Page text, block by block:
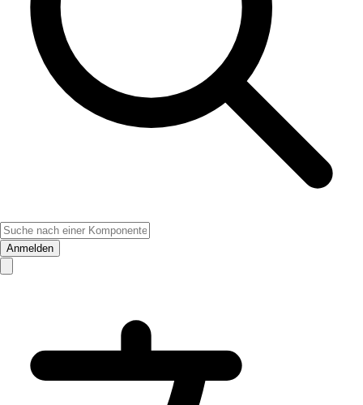
Anmelden